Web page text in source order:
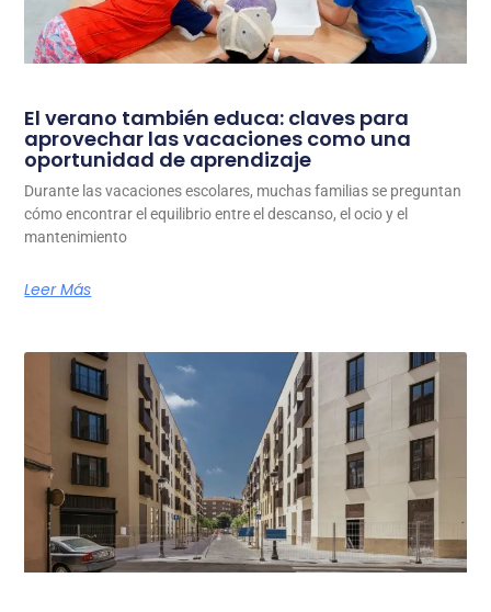
El verano también educa: claves para
aprovechar las vacaciones como una
oportunidad de aprendizaje
Durante las vacaciones escolares, muchas familias se preguntan
cómo encontrar el equilibrio entre el descanso, el ocio y el
mantenimiento
Leer Más